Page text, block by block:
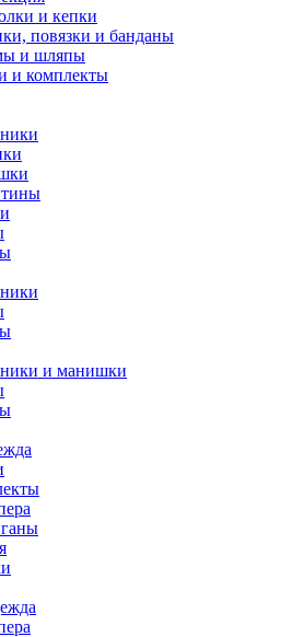
и кепки
повязки и банданы
и шляпы
и комплекты
и манишки